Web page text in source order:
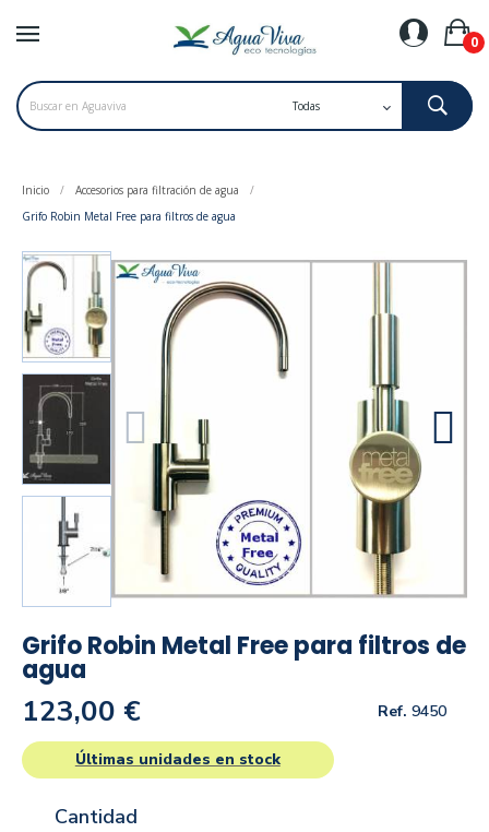
0
Inicio
Accesorios para filtración de agua
Grifo Robin Metal Free para filtros de agua
Grifo Robin Metal Free para filtros de
agua
123,00 € Ref. 9450
Últimas unidades en stock
Cantidad